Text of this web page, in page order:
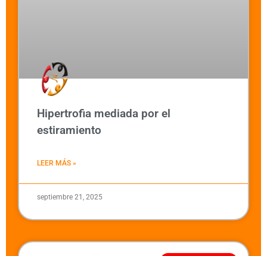
Hipertrofia mediada por el
estiramiento
LEER MÁS »
septiembre 21, 2025